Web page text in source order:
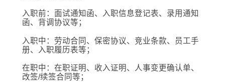
入职前：面试通知函、入职信息登记表、录用通知
函、背调协议等；
入职中：劳动合同、保密协议、竞业条款、员工手
册、入职履历表等；
在职中：在职证明、收入证明、人事变更确认单、
改签/续签合同等；